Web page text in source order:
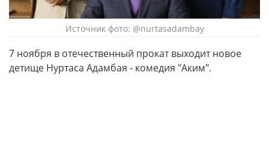
Источник фото: @nurtasadambay
7 ноября в отечественный прокат выходит новое
детище Нуртаса Адамбая - комедия "Аким".